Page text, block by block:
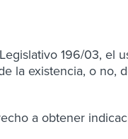
196/03, el
la existencia, o no,
a obtener